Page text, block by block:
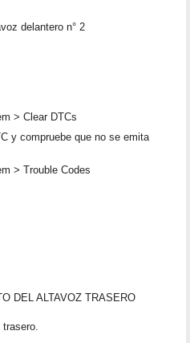
delantero n° 2
> Clear DTCs
y compruebe que no se emita
> Trouble Codes
DEL ALTAVOZ TRASERO